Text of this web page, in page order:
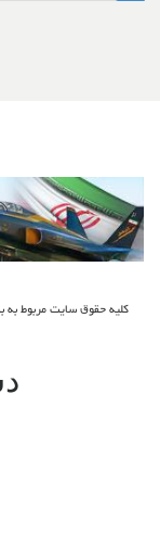
کلیه حقوق سایت مربوط به